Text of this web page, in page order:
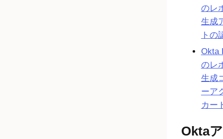
のレ
生成
トの
Okta
のレ
生成
ーア
カー
Okta